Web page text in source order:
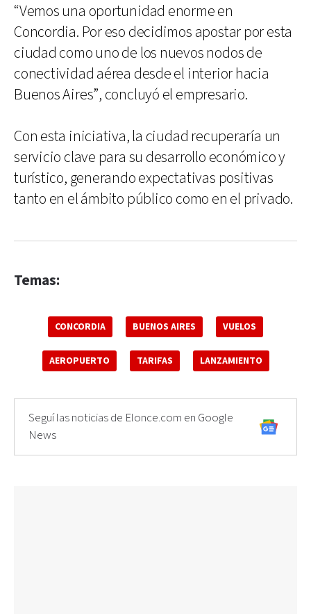
“Vemos una oportunidad enorme en
Concordia. Por eso decidimos apostar por esta
ciudad como uno de los nuevos nodos de
conectividad aérea desde el interior hacia
Buenos Aires”, concluyó el empresario.
Con esta iniciativa, la ciudad recuperaría un
servicio clave para su desarrollo económico y
turístico, generando expectativas positivas
tanto en el ámbito público como en el privado.
Temas:
CONCORDIA BUENOS AIRES VUELOS
AEROPUERTO TARIFAS LANZAMIENTO
Seguí las noticias de Elonce.com en Google
News